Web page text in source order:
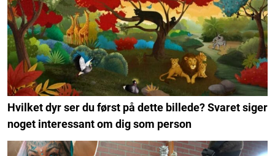
Hvilket dyr ser du først på dette billede? Svaret siger
noget interessant om dig som person